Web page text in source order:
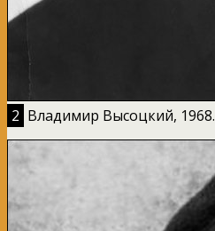
2 Владимир Высоцкий, 1968.